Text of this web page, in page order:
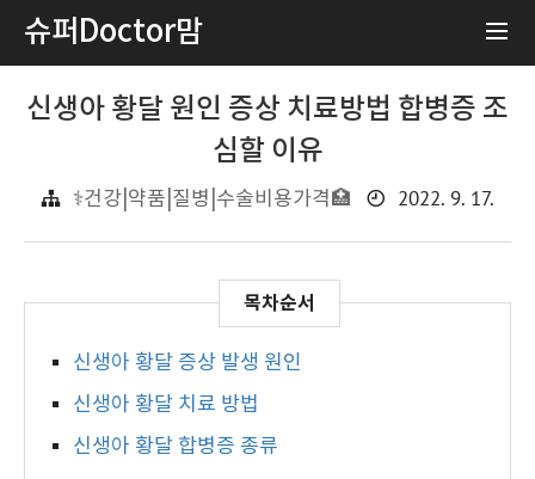
슈퍼Doctor맘
신생아 황달 원인 증상 치료방법 합병증 조
심할 이유
⚕️건강|약품|질병|수술비용가격🏥 2022. 9. 17.
신생아 황달 증상 발생 원인
신생아 황달 치료 방법
신생아 황달 합병증 종류